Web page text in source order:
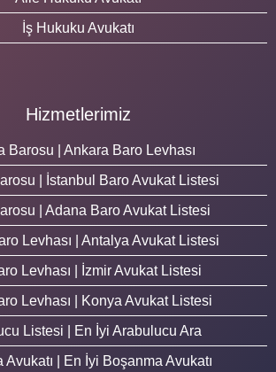
İş Hukuku Avukatı
Hizmetlerimiz
Barosu | Ankara Baro Levhası
| İstanbul Baro Avukat Listesi
| Adana Baro Avukat Listesi
Levhası | Antalya Avukat Listesi
Levhası | İzmir Avukat Listesi
Levhası | Konya Avukat Listesi
Listesi | En İyi Arabulucu Ara
Avukatı | En İyi Boşanma Avukatı